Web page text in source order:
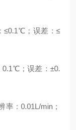
≤0.1℃；误差：≤
；误差：±0.
率：0.01L/min；